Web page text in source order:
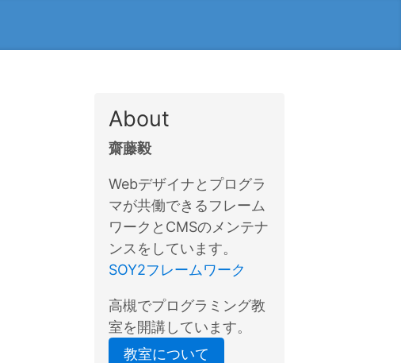
About
齋藤毅
Webデザイナとプログラ
マが共働できるフレーム
ワークとCMSのメンテナ
ンスをしています。
SOY2フレームワーク
高槻でプログラミング教
室を開講しています。
教室について